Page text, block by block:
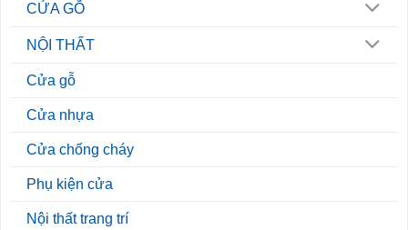
CỬA GỖ
NỘI THẤT
Cửa gỗ
Cửa nhựa
Cửa chống cháy
Phụ kiện cửa
Nội thất trang trí